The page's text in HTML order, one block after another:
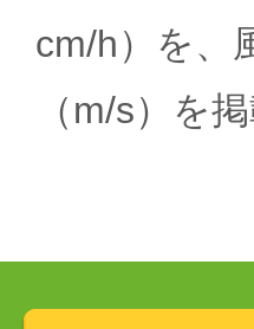
cm/h）を、
（m/s）を